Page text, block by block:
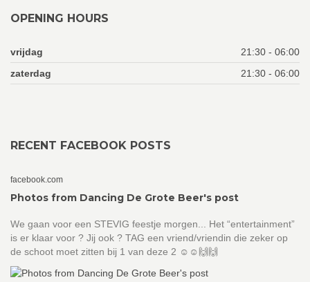
OPENING HOURS
vrijdag
21:30 - 06:00
zaterdag
21:30 - 06:00
RECENT FACEBOOK POSTS
facebook.com
Photos from Dancing De Grote Beer's post
We gaan voor een STEVIG feestje morgen... Het “entertainment”
is er klaar voor ? Jij ook ? TAG een vriend/vriendin die zeker op
de schoot moet zitten bij 1 van deze 2 ☺️☺️🙌🙌